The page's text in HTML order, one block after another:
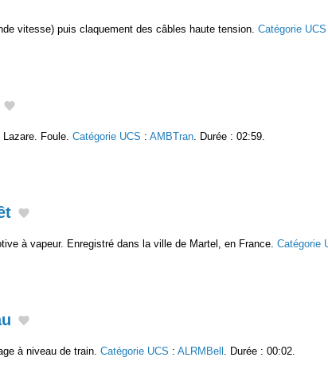
vitesse) puis claquement des câbles haute tension. Catégorie UCS
Foule. Catégorie UCS : AMBTran. Durée : 02:59.
à vapeur. Enregistré dans la ville de Martel, en France. Catégorie
à niveau de train. Catégorie UCS : ALRMBell . Durée : 00:02.